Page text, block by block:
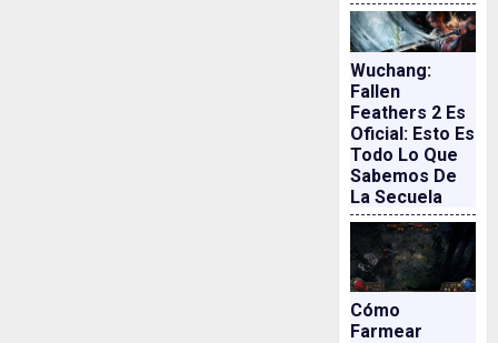
Wuchang:
Fallen
Feathers 2 Es
Oficial: Esto Es
Todo Lo Que
Sabemos De
La Secuela
Cómo
Farmear